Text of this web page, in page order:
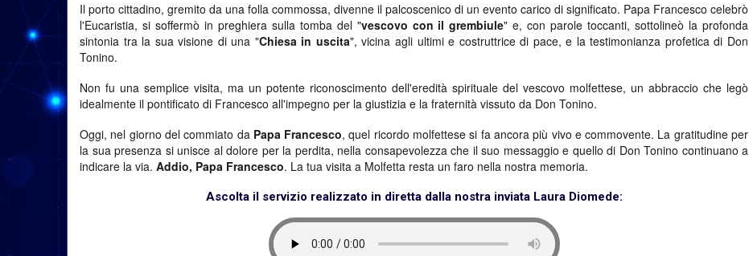
Il porto cittadino, gremito da una folla commossa, divenne il palcoscenico di un evento carico di significato. Papa Francesco celebrò
l'Eucaristia, si soffermò in preghiera sulla tomba del "vescovo con il grembiule" e, con parole toccanti, sottolineò la profonda
sintonia tra la sua visione di una "Chiesa in uscita", vicina agli ultimi e costruttrice di pace, e la testimonianza profetica di Don
Tonino.
Non fu una semplice visita, ma un potente riconoscimento dell'eredità spirituale del vescovo molfettese, un abbraccio che legò
idealmente il pontificato di Francesco all'impegno per la giustizia e la fraternità vissuto da Don Tonino.
Oggi, nel giorno del commiato daPapa Francesco, quel ricordo molfettese si fa ancora più vivo e commovente. La gratitudine per
la sua presenza si unisce al dolore per la perdita, nella consapevolezza che il suo messaggio e quello di Don Tonino continuano a
indicare la via. Addio, Papa Francesco. La tua visita a Molfetta resta un faro nella nostra memoria.
Ascolta il servizio realizzato in diretta dalla nostra inviata Laura Diomede: